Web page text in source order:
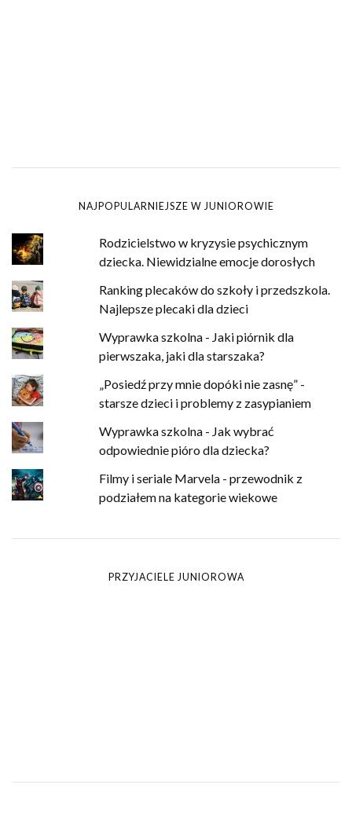
NAJPOPULARNIEJSZE W JUNIOROWIE
Rodzicielstwo w kryzysie psychicznym
dziecka. Niewidzialne emocje dorosłych
Ranking plecaków do szkoły i przedszkola.
Najlepsze plecaki dla dzieci
Wyprawka szkolna - Jaki piórnik dla
pierwszaka, jaki dla starszaka?
„Posiedź przy mnie dopóki nie zasnę” -
starsze dzieci i problemy z zasypianiem
Wyprawka szkolna - Jak wybrać
odpowiednie pióro dla dziecka?
Filmy i seriale Marvela - przewodnik z
podziałem na kategorie wiekowe
PRZYJACIELE JUNIOROWA